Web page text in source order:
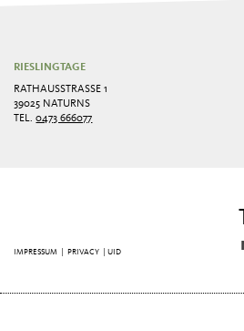
RIESLINGTAGE
RATHAUSSTRASSE 1
39025 NATURNS
TEL.0473 666077
IMPRESSUM |PRIVACY | UID